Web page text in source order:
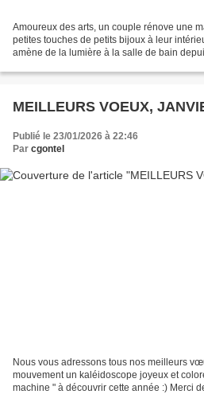
Amoureux des arts, un couple rénove une
petites touches de petits bijoux à leur
amène de la lumière à la salle de bain
MEILLEURS VOEUX,
Publié le 23/01/2026 à 22:46
Par cgontel
Nous vous adressons tous nos meilleurs
mouvement un kaléidoscope joyeux et
machine " à découvrir cette année :) Merci